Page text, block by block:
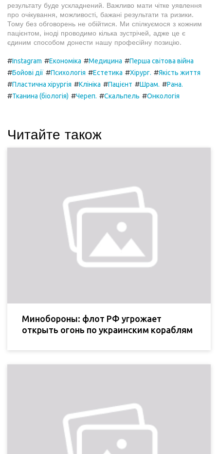
результату буде ускладнений. Важливо мати чітке уявлення
про очікування, можливості, бажані результати та ризики.
Тому без обговорень не обійтися. Ми спілкуємося з кожним
пацієнтом, іноді проводимо кілька зустрічей, адже це є
єдиним способом донести нашу професійну позицію.
#Instagram #Економіка #Медицина #Перша світова війна
#Бойові дії #Психологія #Естетика #Хірург. #Якість життя
#Пластична хірургія #Клініка #Пацієнт #Шрам. #Рана.
#Тканина (біологія) #Череп. #Скальпель #Онкологія
Читайте також
Минобороны: флот РФ угрожает
открыть огонь по украинским кораблям